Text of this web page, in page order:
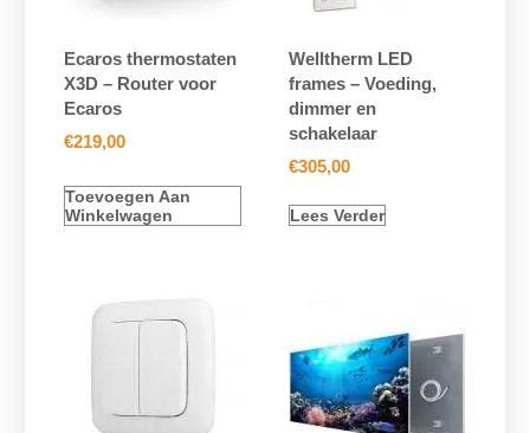
Ecaros thermostaten
X3D – Router voor
Ecaros
€219,00
Toevoegen Aan
Winkelwagen
Welltherm LED
frames – Voeding,
dimmer en
schakelaar
€305,00
Lees Verder